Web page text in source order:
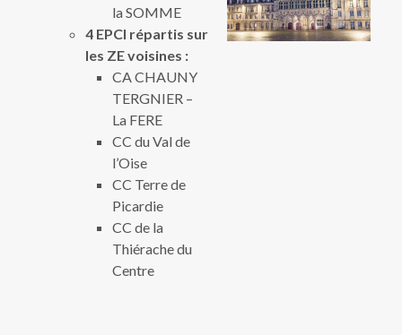
la SOMME
4 EPCI répartis sur
les ZE voisines :
CA CHAUNY
TERGNIER –
La FERE
CC du Val de
l’Oise
CC Terre de
Picardie
CC de la
Thiérache du
Centre